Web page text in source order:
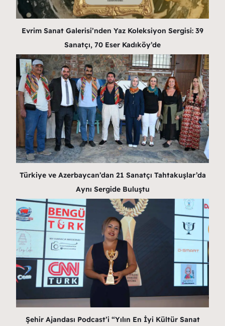
Evrim Sanat Galerisi’nden Yaz Koleksiyon Sergisi: 39
Sanatçı, 70 Eser Kadıköy’de
Türkiye ve Azerbaycan’dan 21 Sanatçı Tahtakuşlar’da
Aynı Sergide Buluştu
Şehir Ajandası Podcast’i “Yılın En İyi Kültür Sanat